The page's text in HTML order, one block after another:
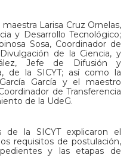
Larisa Cruz Ornelas,
y Desarrollo Tecnológico;
Sosa, Coordinador de
de la Ciencia, y
Jefe de Difusión y
de la SICYT; así como la
García y el maestro
de Transferencia
de la UdeG.
de la SICYT explicaron el
requisitos de postulación,
y las etapas de